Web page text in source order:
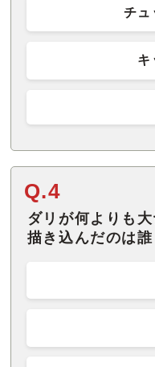
チュ
キ
Q.4
ダリが何よりも
描き込んだのは誰